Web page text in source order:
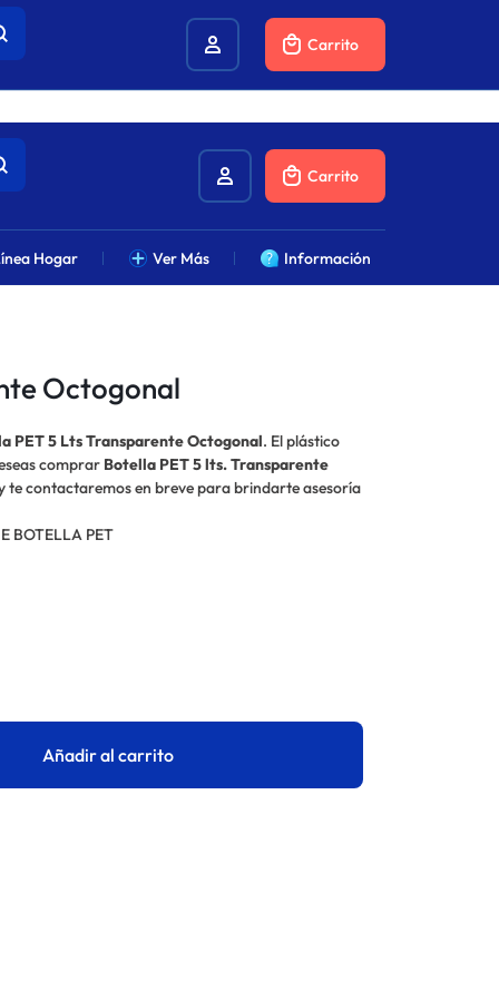
Carrito
Hogar Ver Más Información
Carrito
Octogonal
PET 5 Lts Transparente Octogonal. El plástico
comprar Botella PET 5 lts. Transparente
contactaremos en breve para brindarte asesoría
BOTELLA PET
Añadir al carrito